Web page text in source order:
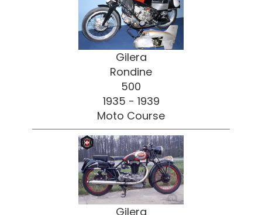
Gilera
Rondine
500
1935 - 1939
Moto Course
Gilera